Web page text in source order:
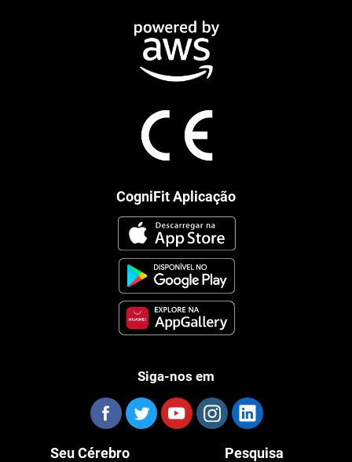
CogniFit Aplicação
Siga-nos em
Seu Cérebro Pesquisa